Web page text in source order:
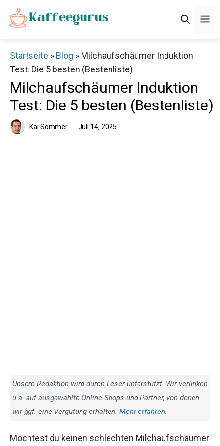
Zum
Inhalt
Startseite » Blog » Milchaufschäumer Induktion
Test: Die 5 besten (Bestenliste)
Milchaufschäumer Induktion
Test: Die 5 besten (Bestenliste)
Kai Sommer Juli 14, 2025
Unsere Redaktion wird durch Leser unterstützt. Wir verlinken
u.a. auf ausgewählte Online-Shops und Partner, von denen
wir ggf. eine Vergütung erhalten. Mehr erfahren.
Möchtest du keinen schlechten Milchaufschäumer